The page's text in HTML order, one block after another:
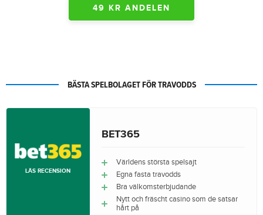
49 KR ANDELEN
BÄSTA SPELBOLAGET FÖR TRAVODDS
LÄS RECENSION
BET365
Världens största spelsajt
Egna fasta travodds
Bra välkomsterbjudande
Nytt och fräscht casino som de satsar
hårt på